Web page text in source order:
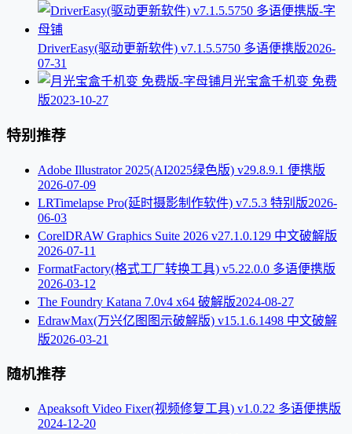
DriverEasy(驱动更新软件) v7.1.5.5750 多语便携版2026-
07-31
月光宝盒千机变 免费
版2023-10-27
特别推荐
Adobe Illustrator 2025(AI2025绿色版) v29.8.9.1 便携版
2026-07-09
LRTimelapse Pro(延时摄影制作软件) v7.5.3 特别版2026-
06-03
CorelDRAW Graphics Suite 2026 v27.1.0.129 中文破解版
2026-07-11
FormatFactory(格式工厂转换工具) v5.22.0.0 多语便携版
2026-03-12
The Foundry Katana 7.0v4 x64 破解版2024-08-27
EdrawMax(万兴亿图图示破解版) v15.1.6.1498 中文破解
版2026-03-21
随机推荐
Apeaksoft Video Fixer(视频修复工具) v1.0.22 多语便携版
2024-12-20